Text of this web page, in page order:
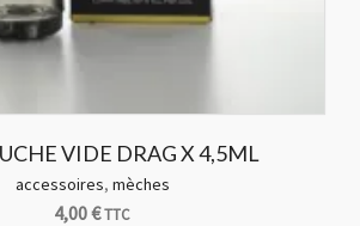
VIDE DRAG X 4,5ML
accessoires, mèches
4,00€TTC